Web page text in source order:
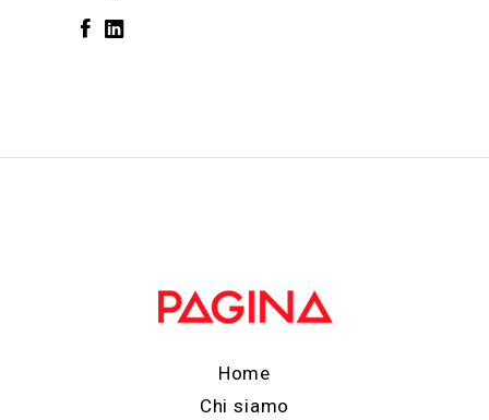
Home
Chi siamo